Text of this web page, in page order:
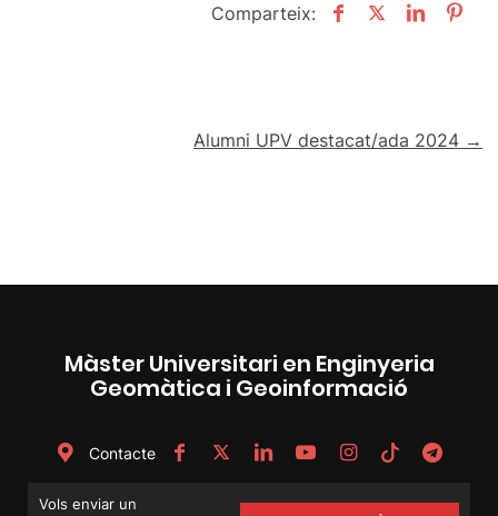
Comparteix:
Alumni UPV destacat/ada 2024 →
Màster Universitari en Enginyeria
Geomàtica i Geoinformació
Contacte
Vols enviar un